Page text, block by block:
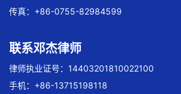
传真：+86-0755-82984599
联系邓杰律师
律师执业证号：14403201810022100
手机：+86-13715198118